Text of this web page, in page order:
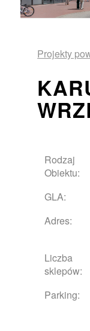
Projekty
Rodzaj
Obiektu:
GLA:
Adres:
Liczba
sklepów:
Parking: